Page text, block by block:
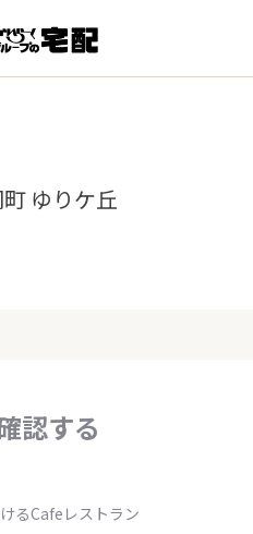
ゆりケ丘
認する
るCafeレストラン